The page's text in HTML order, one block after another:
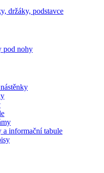
držáky, podstavce
pod nohy
a informační tabule